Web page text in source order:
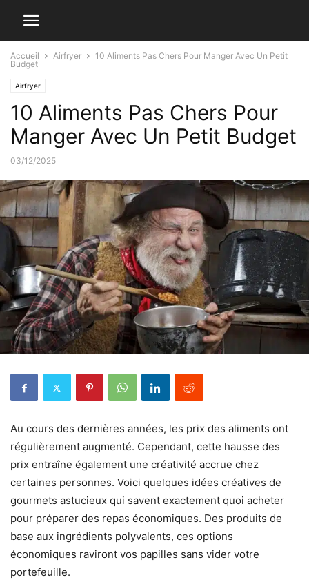
Accueil Airfryer
10 Aliments Pas Chers Pour Manger Avec Un Petit
Budget
Airfryer
10 Aliments Pas Chers Pour
Manger Avec Un Petit Budget
03/12/2025
Au cours des dernières années, les prix des aliments ont
régulièrement augmenté. Cependant, cette hausse des
prix entraîne également une créativité accrue chez
certaines personnes. Voici quelques idées créatives de
gourmets astucieux qui savent exactement quoi acheter
pour préparer des repas économiques. Des produits de
base aux ingrédients polyvalents, ces options
économiques raviront vos papilles sans vider votre
portefeuille.